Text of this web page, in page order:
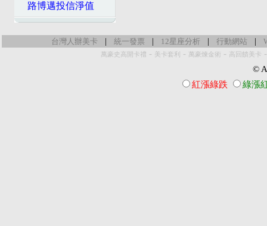
路博邁投信淨值
台灣人辦美卡 | 統一發票 | 12星座分析 | 行動網站 |
萬豪史高開卡禮 - 美卡套利 - 萬豪煉金術 - 高回饋美卡
©
紅漲綠跌
綠漲